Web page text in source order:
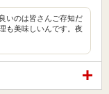
いのは皆さんご存知だ
も美味しいんです。夜